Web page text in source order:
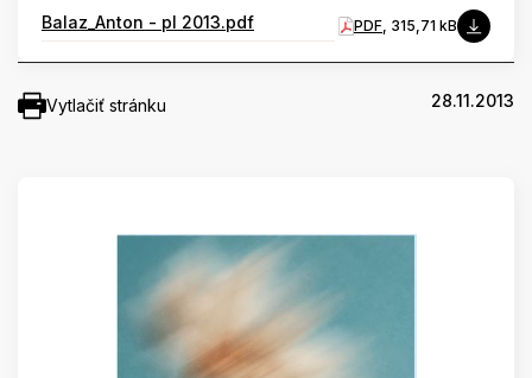
Balaz_Anton - pl 2013.pdf PDF, 315,71 kB
Vytlačiť stránku 28.11.2013